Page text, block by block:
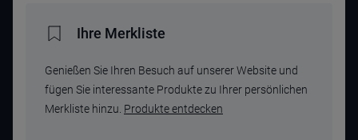
Ihre Merkliste
Genießen Sie Ihren Besuch auf unserer Website und
fügen Sie interessante Produkte zu Ihrer persönlichen
Merkliste hinzu. Produkte entdecken